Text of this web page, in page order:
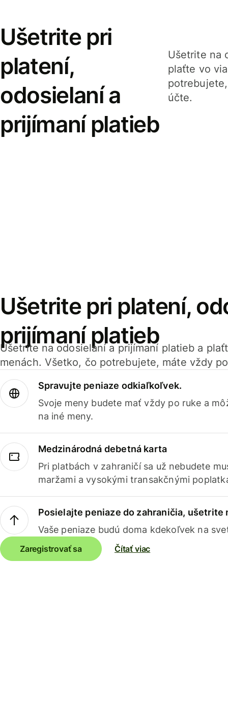
Ušetrite pri
platení,
odosielaní a
prijímaní platieb
Ušetrite na
plaťte vo
účte.
Ušetrite pri platení,
prijímaní platieb
Ušetrite na odosielaní a prijímaní platieb a
menách. Všetko, čo potrebujete, máte vždy
Spravujte peniaze odkiaľkoľvek.
Svoje meny budete mať vždy po ruke a
na iné meny.
Medzinárodná debetná karta
Pri platbách v zahraničí sa už nebudete
maržami a vysokými transakčnými
Posielajte peniaze do zahraničia, ušetrite
Vaše peniaze budú doma kdekoľvek na
Zaregistrovať sa Čítať viac